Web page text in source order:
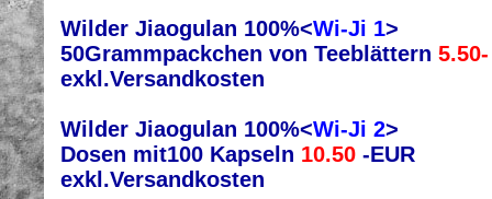
Wilder Jiaogulan 100%<Wi-Ji 1>
50Grammpackchen von Teeblättern 5.50-
exkl.Versandkosten
Wilder Jiaogulan 100%<Wi-Ji 2>
Dosen mit100 Kapseln 10.50 -EUR
exkl.Versandkosten